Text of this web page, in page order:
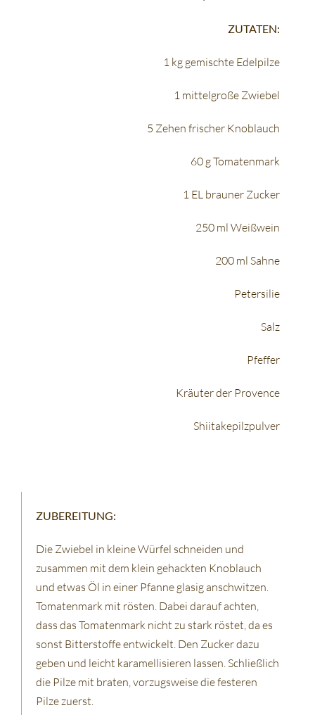
ZUTATEN:
1 kg gemischte Edelpilze
1 mittelgroße Zwiebel
5 Zehen frischer Knoblauch
60 g Tomatenmark
1 EL brauner Zucker
250 ml Weißwein
200 ml Sahne
Petersilie
Salz
Pfeffer
Kräuter der Provence
Shiitakepilzpulver
ZUBEREITUNG:
Die Zwiebel in kleine Würfel schneiden und
zusammen mit dem klein gehackten Knoblauch
und etwas Öl in einer Pfanne glasig anschwitzen.
Tomatenmark mit rösten. Dabei darauf achten,
dass das Tomatenmark nicht zu stark röstet, da es
sonst Bitterstoffe entwickelt. Den Zucker dazu
geben und leicht karamellisieren lassen. Schließlich
die Pilze mit braten, vorzugsweise die festeren
Pilze zuerst.